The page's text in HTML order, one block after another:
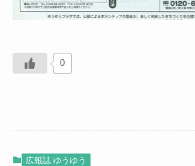
0
広報誌 ゆうゆう